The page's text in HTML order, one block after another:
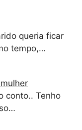
queria ficar
tempo,…
conto.. Tenho